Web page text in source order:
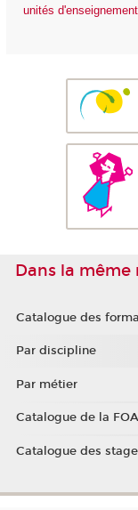
unités
Dans la même
Catalogue des
Par discipline
Par métier
Catalogue de la
Catalogue des